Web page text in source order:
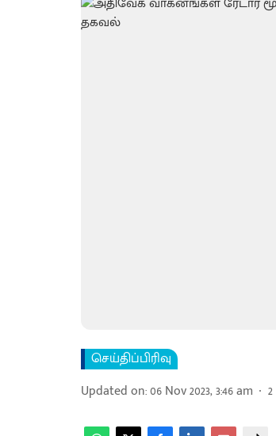
செய்திப்பிரிவு
Updated on:06 Nov 2023, 3:46 am 2